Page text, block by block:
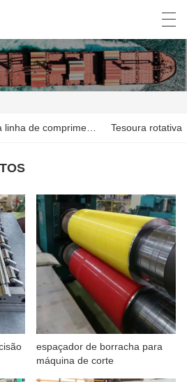
English Español
Tesoura rotativa
espaçador de borracha para
máquina de corte